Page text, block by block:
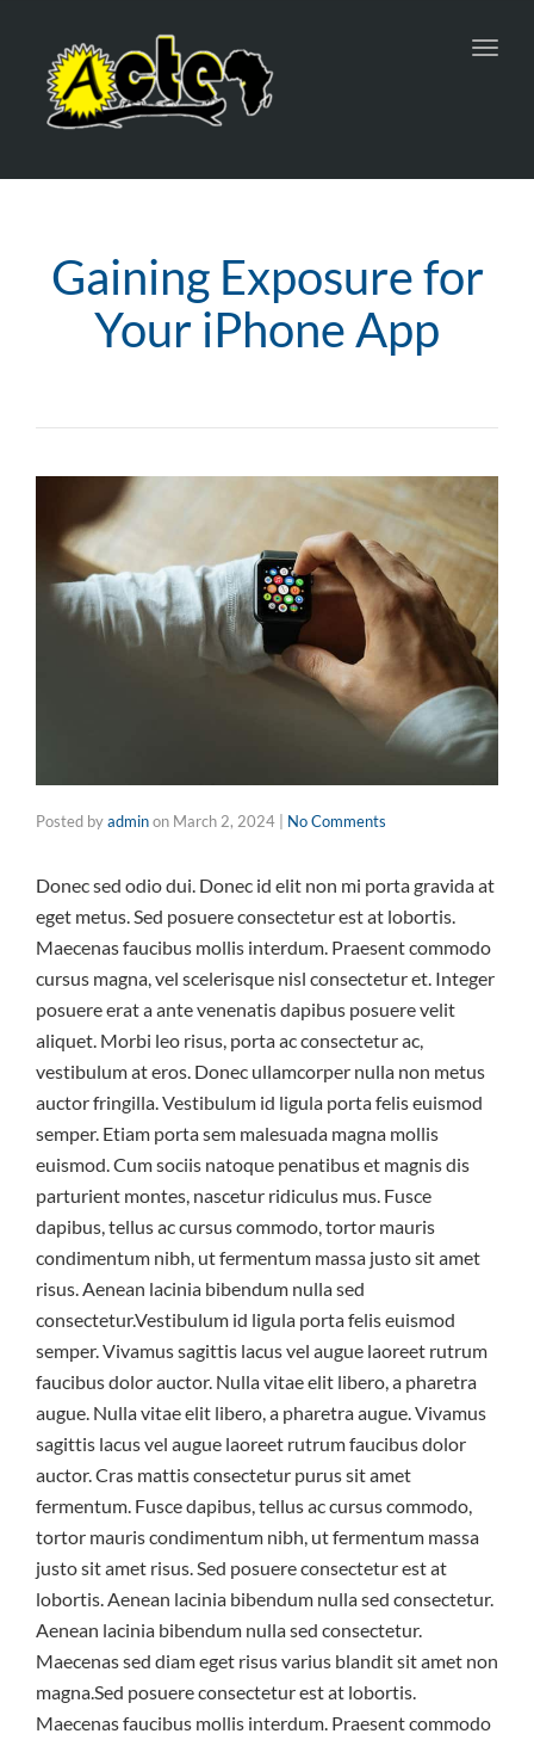
Gaining Exposure for
Your iPhone App
Posted byadminon March 2, 2024 No Comments
Donec sed odio dui. Donec id elit non mi porta gravida at
eget metus. Sed posuere consectetur est at lobortis.
Maecenas faucibus mollis interdum. Praesent commodo
cursus magna, vel scelerisque nisl consectetur et. Integer
posuere erat a ante venenatis dapibus posuere velit
aliquet. Morbi leo risus, porta ac consectetur ac,
vestibulum at eros. Donec ullamcorper nulla non metus
auctor fringilla. Vestibulum id ligula porta felis euismod
semper. Etiam porta sem malesuada magna mollis
euismod. Cum sociis natoque penatibus et magnis dis
parturient montes, nascetur ridiculus mus. Fusce
dapibus, tellus ac cursus commodo, tortor mauris
condimentum nibh, ut fermentum massa justo sit amet
risus. Aenean lacinia bibendum nulla sed
consectetur.Vestibulum id ligula porta felis euismod
semper. Vivamus sagittis lacus vel augue laoreet rutrum
faucibus dolor auctor. Nulla vitae elit libero, a pharetra
augue. Nulla vitae elit libero, a pharetra augue. Vivamus
sagittis lacus vel augue laoreet rutrum faucibus dolor
auctor. Cras mattis consectetur purus sit amet
fermentum. Fusce dapibus, tellus ac cursus commodo,
tortor mauris condimentum nibh, ut fermentum massa
justo sit amet risus. Sed posuere consectetur est at
lobortis. Aenean lacinia bibendum nulla sed consectetur.
Aenean lacinia bibendum nulla sed consectetur.
Maecenas sed diam eget risus varius blandit sit amet non
magna.Sed posuere consectetur est at lobortis.
Maecenas faucibus mollis interdum. Praesent commodo